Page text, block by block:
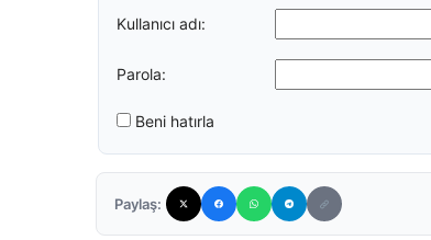
Kullanıcı adı:
Parola:
Beni hatırla
Paylaş: